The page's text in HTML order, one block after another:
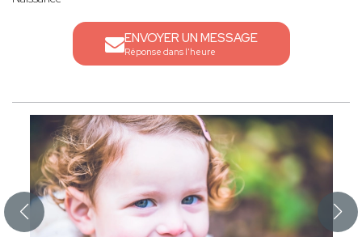
ENVOYER UN MESSAGE
Réponse dans l'heure